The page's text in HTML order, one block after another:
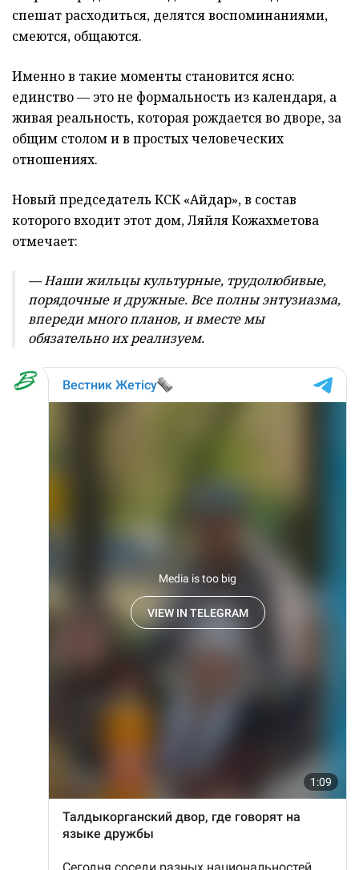
спешат расходиться, делятся воспоминаниями,
смеются, общаются.
Именно в такие моменты становится ясно:
единство — это не формальность из календаря, а
живая реальность, которая рождается во дворе, за
общим столом и в простых человеческих
отношениях.
Новый председатель КСК «Айдар», в состав
которого входит этот дом, Ляйля Кожахметова
отмечает:
— Наши жильцы культурные, трудолюбивые,
порядочные и дружные. Все полны энтузиазма,
впереди много планов, и вместе мы
обязательно их реализуем.